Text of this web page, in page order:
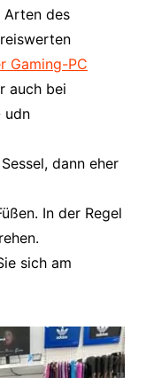
Arten des
Gaming-PC
auch bei
udn
dann eher
In der Regel
sich am